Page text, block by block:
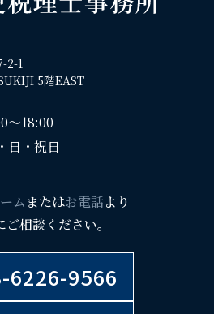
2-1
5階EAST
～18:00
日・祝日
ムまたはお電話より
相談ください。
6226-9566